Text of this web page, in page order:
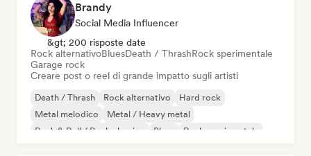
Brandy
Social Media Influencer
&gt; 200 risposte date
Rock alternativoBluesDeath / ThrashRock sperimentale
Garage rock
Creare post o reel di grande impatto sugli artisti
Death / Thrash Rock alternativo
Hard rock
Metal melodico
Metal / Heavy metal
Rock & Roll / Rock classico
Blues Rock sperimentale